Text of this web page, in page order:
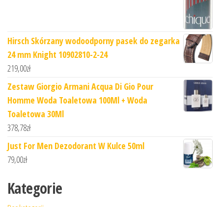
Hirsch Skórzany wodoodporny pasek do zegarka
24 mm Knight 10902810-2-24
219,00zł
Zestaw Giorgio Armani Acqua Di Gio Pour
Homme Woda Toaletowa 100Ml + Woda
Toaletowa 30Ml
378,78zł
Just For Men Dezodorant W Kulce 50ml
79,00zł
Kategorie